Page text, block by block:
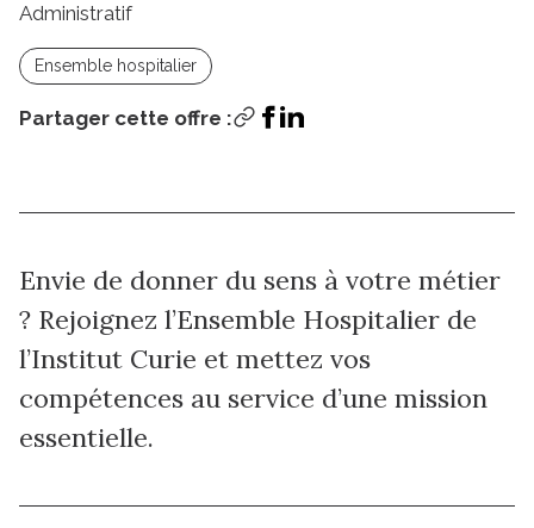
Administratif
Ensemble hospitalier
Partager cette offre :
Envie de donner du sens à votre métier
? Rejoignez l’Ensemble Hospitalier de
l’Institut Curie et mettez vos
compétences au service d’une mission
essentielle.